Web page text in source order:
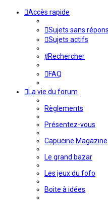
Accès rapide
Sujets sans
Sujets actifs
Rechercher
FAQ
La vie du forum
Règlements
Présentez-vous
Capucine Magazine
Le grand bazar
Les jeux du fofo
Boite à idées